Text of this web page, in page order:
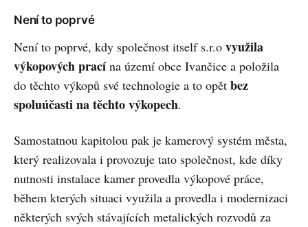
Není to poprvé
Není to poprvé, kdy společnost itself s.r.o využila
výkopových pracína území obce Ivančice a položila
do těchto výkopů své technologie a to opět bez
spoluúčasti na těchto výkopech.
Samostatnou kapitolou pak je kamerový systém města,
který realizovala i provozuje tato společnost, kde díky
nutnosti instalace kamer provedla výkopové práce,
během kterých situaci využila a provedla i modernizaci
některých svých stávajících metalických rozvodů za